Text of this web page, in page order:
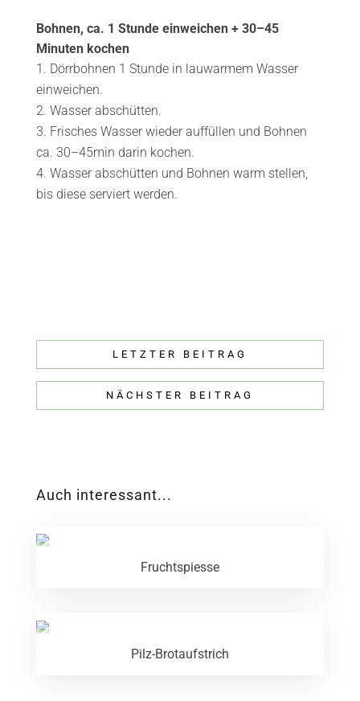
Bohnen, ca. 1 Stunde einweichen + 30–45
Minuten kochen
Dörrbohnen 1 Stunde in lauwarmem Wasser
einweichen.
Wasser abschütten.
Frisches Wasser wieder auffüllen und Bohnen
ca. 30–45min darin kochen.
Wasser abschütten und Bohnen warm stellen,
bis diese serviert werden.
LETZTER BEITRAG
NÄCHSTER BEITRAG
Auch interessant...
Fruchtspiesse
Pilz-Brotaufstrich